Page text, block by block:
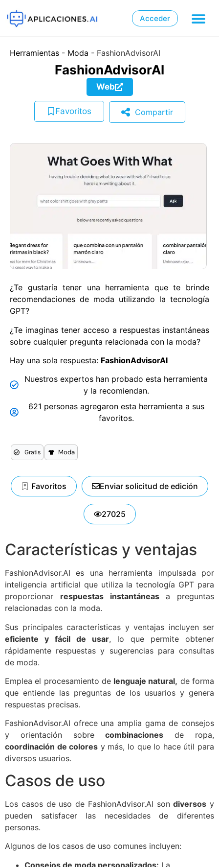
Acceder
Herramientas - Moda - FashionAdvisorAI
FashionAdvisorAI
Web
Favoritos Compartir
¿Te gustaría tener una herramienta que te brinde
recomendaciones de moda utilizando la tecnología
GPT?
¿Te imaginas tener acceso a respuestas instantáneas
sobre cualquier pregunta relacionada con la moda?
Hay una sola respuesta: FashionAdvisorAI
Nuestros expertos han probado esta herramienta
y la recomiendan.
621 personas agregaron esta herramienta a sus
favoritos.
Gratis Moda
Favoritos Enviar solicitud de edición
27025
Características y ventajas
FashionAdvisor.AI es una herramienta impulsada por
inteligencia artificial que utiliza la tecnología GPT para
proporcionar respuestas instantáneasa preguntas
relacionadas con la moda.
Sus principales características y ventajas incluyen ser
eficiente y fácil de usar, lo que permite obtener
rápidamente respuestas y sugerencias para consultas
de moda.
Emplea el procesamiento de lenguaje natural, de forma
que entiende las preguntas de los usuarios y genera
respuestas precisas.
FashionAdvisor.AI ofrece una amplia gama de consejos
y orientación sobrecombinaciones de ropa,
coordinación de colores y más, lo que lo hace útil para
diversos usuarios.
Casos de uso
Los casos de uso de FashionAdvisor.AI sondiversos y
pueden satisfacer las necesidades de diferentes
personas.
Algunos de los casos de uso comunes incluyen:
Consejos de moda personalizados: La